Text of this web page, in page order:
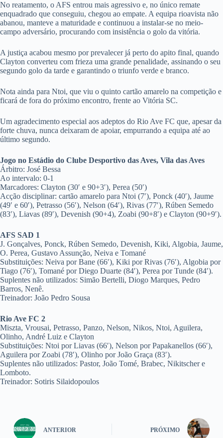
No reatamento, o AFS entrou mais agressivo e, no único remate
enquadrado que conseguiu, chegou ao empate. A equipa rioavista não
abanou, manteve a maturidade e continuou a instalar-se no meio-
campo adversário, procurando com insistência o golo da vitória.
A justiça acabou mesmo por prevalecer já perto do apito final, quando
Clayton converteu com frieza uma grande penalidade, assinando o seu
segundo golo da tarde e garantindo o triunfo verde e branco.
Nota ainda para Ntoi, que viu o quinto cartão amarelo na competição e
ficará de fora do próximo encontro, frente ao Vitória SC.
Um agradecimento especial aos adeptos do Rio Ave FC que, apesar da
forte chuva, nunca deixaram de apoiar, empurrando a equipa até ao
último segundo.
Jogo no Estádio do Clube Desportivo das Aves, Vila das Aves
Árbitro: José Bessa
Ao intervalo: 0-1
Marcadores: Clayton (30′ e 90+3′), Perea (50′)
Acção disciplinar: cartão amarelo para Ntoi (7′), Ponck (40′), Jaume
(49′ e 60′), Petrasso (56′), Nelson (64′), Rivas (77′), Rúben Semedo
(83′), Liavas (89′), Devenish (90+4), Zoabi (90+8′) e Clayton (90+9′).
AFS SAD 1
J. Gonçalves, Ponck, Rúben Semedo, Devenish, Kiki, Algobia, Jaume,
O. Perea, Gustavo Assunção, Neiva e Tomané
Substituições: Neiva por Bane (66′), Kiki por Rivas (76′), Algobia por
Tiago (76′), Tomané por Diego Duarte (84′), Perea por Tunde (84′).
Suplentes não utilizados: Simão Bertelli, Diogo Marques, Pedro
Barros, Nenê.
Treinador: João Pedro Sousa
Rio Ave FC 2
Miszta, Vrousai, Petrasso, Panzo, Nelson, Nikos, Ntoi, Aguilera,
Olinho, André Luiz e Clayton
Substituições: Ntoi por Liavas (66′), Nelson por Papakanellos (66′),
Aguilera por Zoabi (78′), Olinho por João Graça (83′).
Suplentes não utilizados: Pastor, João Tomé, Brabec, Nikitscher e
Lomboto.
Treinador: Sotiris Silaidopoulos
ANTERIOR PRÓXIMO